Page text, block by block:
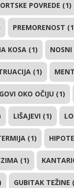
POVREDE (1)
PREMORENOST
KOSA (1)
(1)
OKO OČIJU (1)
LIŠAJEVI (1)
(1)
(1)
GUBITAK TEŽINE